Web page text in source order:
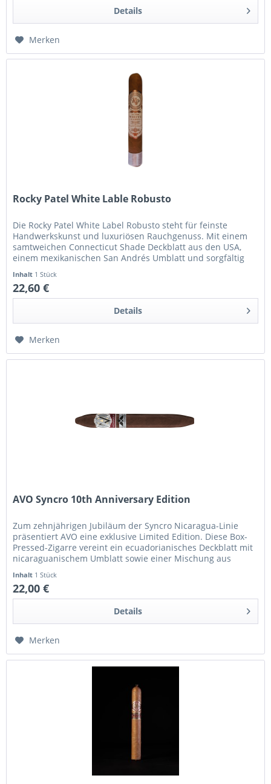
Details
Merken
Rocky Patel White Lable Robusto
Die Rocky Patel White Label Robusto steht für feinste
Handwerkskunst und luxuriösen Rauchgenuss. Mit einem
samtweichen Connecticut Shade Deckblatt aus den USA,
einem mexikanischen San Andrés Umblatt und sorgfältig
Inhalt 1 Stück
22,60 €
Details
Merken
AVO Syncro 10th Anniversary Edition
Zum zehnjährigen Jubiläum der Syncro Nicaragua-Linie
präsentiert AVO eine exklusive Limited Edition. Diese Box-
Pressed-Zigarre vereint ein ecuadorianisches Deckblatt mit
nicaraguanischem Umblatt sowie einer Mischung aus
Inhalt 1 Stück
22,00 €
Details
Merken